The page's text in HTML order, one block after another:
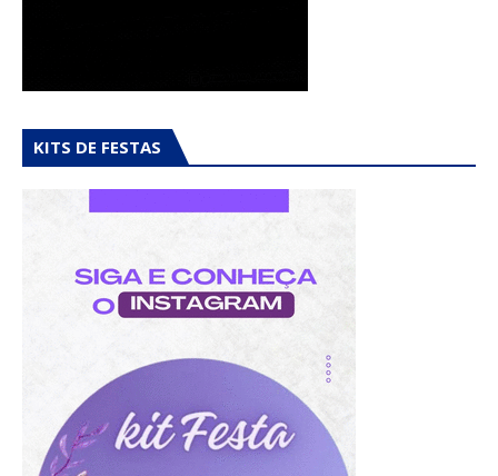
KITS DE FESTAS